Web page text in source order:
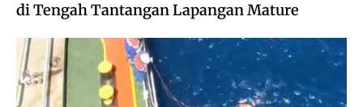
di Tengah Tantangan Lapangan Mature